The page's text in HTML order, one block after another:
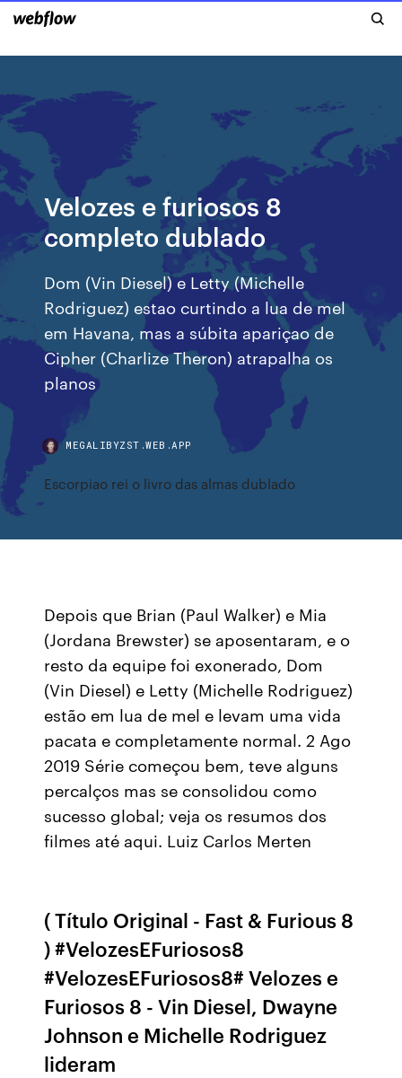
Velozes e furiosos 8
completo dublado
Dom (Vin Diesel) e Letty (Michelle
Rodriguez) estao curtindo a lua de mel
em Havana, mas a súbita apariçao de
Cipher (Charlize Theron) atrapalha os
planos
MEGALIBYZST.WEB.APP
Escorpiao rei o livro das almas dublado
Depois que Brian (Paul Walker) e Mia
(Jordana Brewster) se aposentaram, e o
resto da equipe foi exonerado, Dom
(Vin Diesel) e Letty (Michelle Rodriguez)
estão em lua de mel e levam uma vida
pacata e completamente normal. 2 Ago
2019 Série começou bem, teve alguns
percalços mas se consolidou como
sucesso global; veja os resumos dos
filmes até aqui. Luiz Carlos Merten
( Título Original - Fast & Furious 8
) #VelozesEFuriosos8
#VelozesEFuriosos8# Velozes e
Furiosos 8 - Vin Diesel, Dwayne
Johnson e Michelle Rodriguez
lideram